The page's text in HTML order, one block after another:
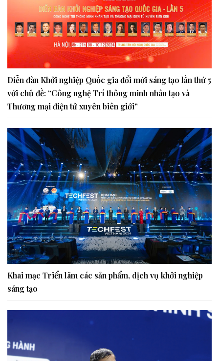
Diễn đàn Khởi nghiệp Quốc gia đổi mới sáng tạo lần thứ 5
với chủ đề: “Công nghệ Trí thông minh nhân tạo và
Thương mại điện tử xuyên biên giới”
Khai mạc Triển lãm các sản phẩm, dịch vụ khởi nghiệp
sáng tạo